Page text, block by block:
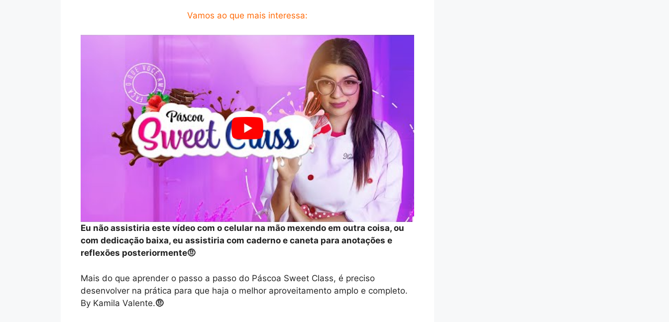
Vamos ao que mais interessa:
Eu não assistiria este vídeo com o celular na mão mexendo em outra coisa, ou
com dedicação baixa, eu assistiria com caderno e caneta para anotações e
reflexões posteriormente🤨
Mais do que aprender o passo a passo do Páscoa Sweet Class, é preciso
desenvolver na prática para que haja o melhor aproveitamento amplo e completo.
By Kamila Valente.🤨